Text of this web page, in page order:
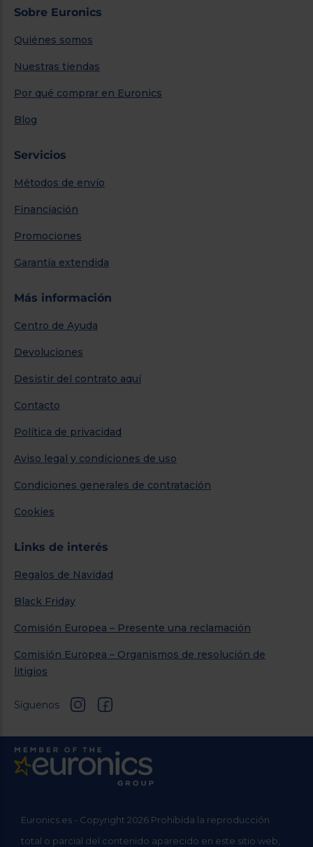
Sobre Euronics
Quiénes somos
Nuestras tiendas
Por qué comprar en Euronics
Blog
Servicios
Métodos de envío
Financiación
Promociones
Garantía extendida
Más información
Centro de Ayuda
Devoluciones
Desistir del contrato aquí
Contacto
Política de privacidad
Aviso legal y condiciones de uso
Condiciones generales de contratación
Cookies
Links de interés
Regalos de Navidad
Black Friday
Comisión Europea – Presente una reclamación
Comisión Europea – Organismos de resolución de
litigios
Síguenos
Euronics.es - Copyright 2026 Prohibida la reproducción
total o parcial del contenido aparecido en este sitio web,